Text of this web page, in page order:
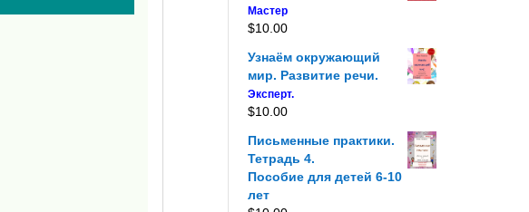
Мастер
$10.00
Узнаём окружающий
мир. Развитие речи.
Эксперт.
$10.00
Письменные практики.
Тетрадь 4.
Пособие для детей 6-10
лет